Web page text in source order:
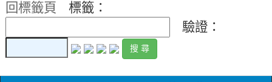
回標籤頁
標籤：
驗證：